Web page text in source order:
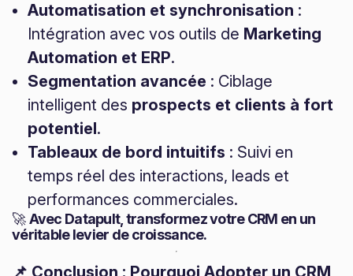
Automatisation et synchronisation :
Intégration avec vos outils de Marketing
Automation et ERP.
Segmentation avancée : Ciblage
intelligent des prospects et clients à fort
potentiel.
Tableaux de bord intuitifs : Suivi en
temps réel des interactions, leads et
performances commerciales.
🚀Avec Datapult, transformez votre CRM en un
véritable levier de croissance.
📌 Conclusion : Pourquoi Adopter un CRM